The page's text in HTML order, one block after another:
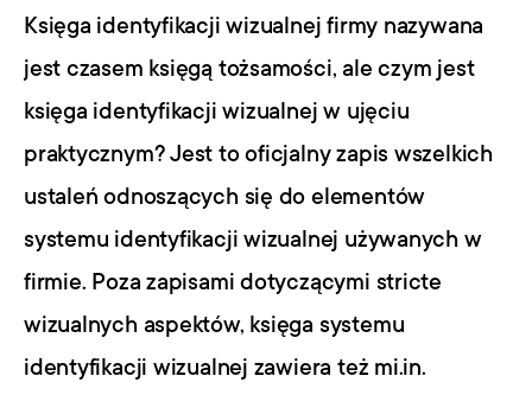
Księga identyfikacji wizualnej firmy nazywana
jest czasem księgą tożsamości, ale czym jest
księga identyfikacji wizualnej w ujęciu
praktycznym? Jest to oficjalny zapis wszelkich
ustaleń odnoszących się do elementów
systemu identyfikacji wizualnej używanych w
firmie. Poza zapisami dotyczącymi stricte
wizualnych aspektów, księga systemu
identyfikacji wizualnej zawiera też mi.in.